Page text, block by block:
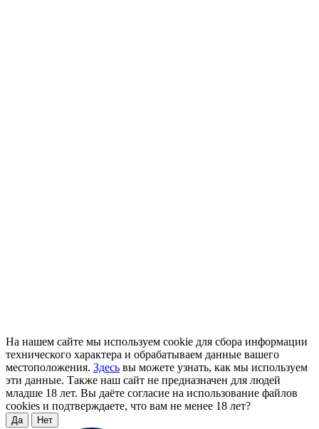
На нашем сайте мы используем cookie для сбора информации
технического характера и обрабатываем данные вашего
местоположения. Здесь вы можете узнать, как мы используем
эти данные. Также наш сайт не предназначен для людей
младше 18 лет. Вы даёте согласие на использование файлов
cookies и подтверждаете, что вам не менее 18 лет?
Да Нет